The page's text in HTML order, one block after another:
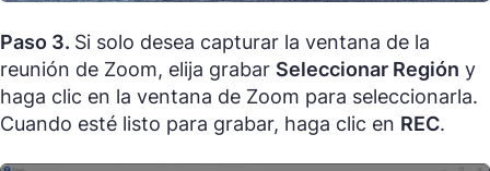
Paso 3. Si solo desea capturar la ventana de la
reunión de Zoom, elija grabar Seleccionar Región y
haga clic en la ventana de Zoom para seleccionarla.
Cuando esté listo para grabar, haga clic en REC.